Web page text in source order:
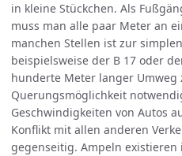
in kleine Stückchen. Als
muss man alle paar Meter an
manchen Stellen ist zur
beispielsweise der B 17 oder
hunderte Meter langer Umweg
Querungsmöglichkeit
Geschwindigkeiten von Autos
Konflikt mit allen anderen
gegenseitig. Ampeln